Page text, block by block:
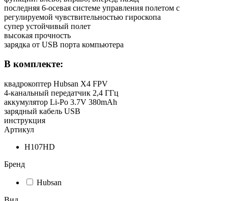
последняя 6-осевая системе управления полетом с
регулируемой чувствительностью гироскопа
супер устойчивый полет
высокая прочность
зарядка от USB порта компьютера
В комплекте:
квадрокоптер Hubsan X4 FPV
4-канальный передатчик 2,4 ГГц
аккумулятор Li-Po 3.7V 380mAh
зарядный кабель USB
инструкция
Артикул
H107HD
Бренд
Hubsan